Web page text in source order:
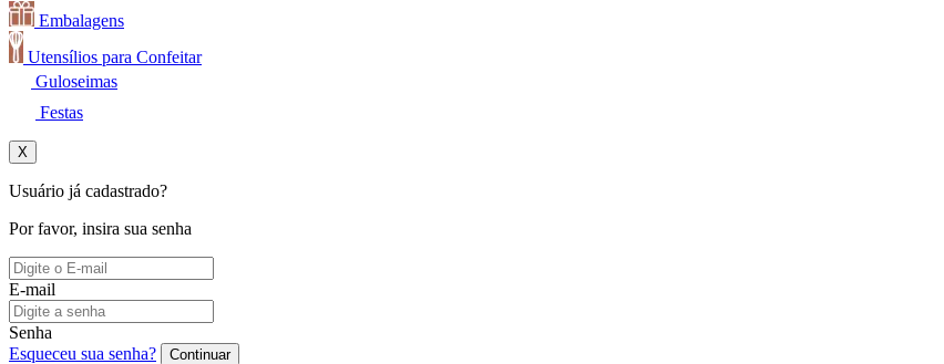
Embalagens
Utensílios para Confeitar
Guloseimas
Festas
X
Usuário já cadastrado?
Por favor, insira sua senha
E-mail
Senha
Esqueceu sua senha?
Continuar